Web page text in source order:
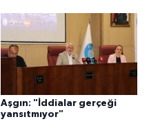
Aşgın: "İddialar gerçeği
yansıtmıyor"